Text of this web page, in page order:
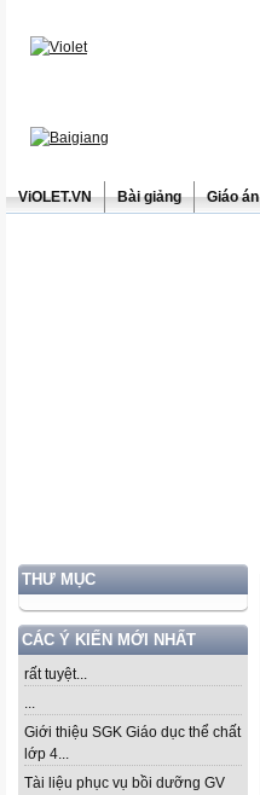
ViOLET.VN Bài giảng Giáo án
THƯ MỤC
CÁC Ý KIẾN MỚI NHẤT
rất tuyệt...
...
Giới thiệu SGK Giáo dục thể chất
lớp 4...
Tài liệu phục vụ bồi dưỡng GV